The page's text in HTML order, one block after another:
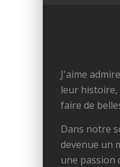
J'aime
leur histoire,
faire de
Dans notre
devenue un
une passion